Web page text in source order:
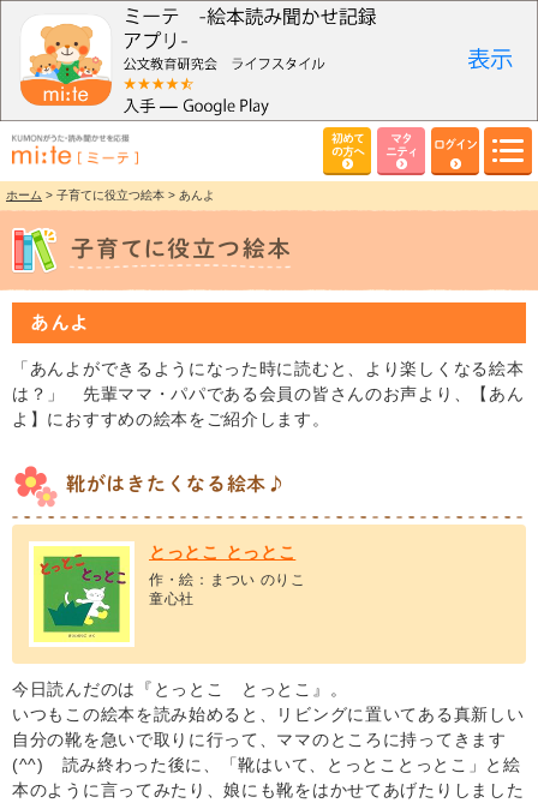
初めて
の方へ
マタ
ニティ
ログイン
ホーム > 子育てに役立つ絵本 > あんよ
あんよ
「あんよができるようになった時に読むと、より楽しくなる絵本
は？」 先輩ママ・パパである会員の皆さんのお声より、【あん
よ】におすすめの絵本をご紹介します。
靴がはきたくなる絵本♪
とっとこ とっとこ
作・絵：まつい のりこ
童心社
今日読んだのは『とっとこ とっとこ』。
いつもこの絵本を読み始めると、リビングに置いてある真新しい
自分の靴を急いで取りに行って、ママのところに持ってきます
(^^) 読み終わった後に、「靴はいて、とっとことっとこ」と絵
本のように言ってみたり、娘にも靴をはかせてあげたりしました